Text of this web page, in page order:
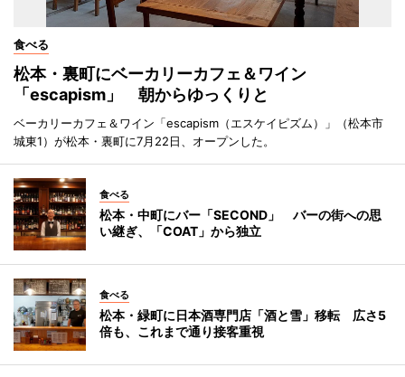
食べる
松本・裏町にベーカリーカフェ＆ワイン
「escapism」 朝からゆっくりと
ベーカリーカフェ＆ワイン「escapism（エスケイピズム）」（松本市
城東1）が松本・裏町に7月22日、オープンした。
食べる
松本・中町にバー「SECOND」 バーの街への思
い継ぎ、「COAT」から独立
食べる
松本・緑町に日本酒専門店「酒と雪」移転 広さ5
倍も、これまで通り接客重視